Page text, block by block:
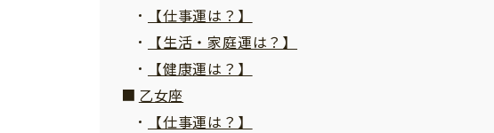
【仕事運は？】
【生活・家庭運は？】
【健康運は？】
乙女座
【仕事運は？】